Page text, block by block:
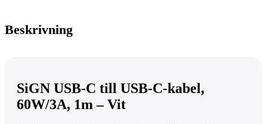
Beskrivning
SiGN USB-C till USB-C-kabel,
60W/3A, 1m – Vit